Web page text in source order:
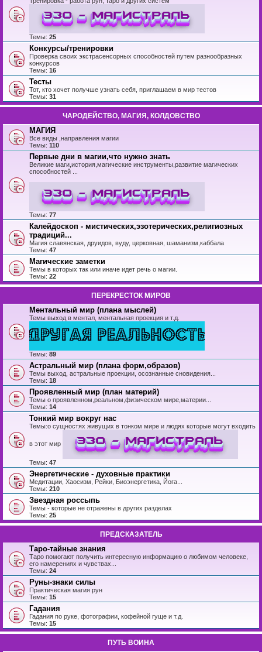
Темы: 25
Конкурсы/тренировки
Проверка своих экстрасенсорных способностей путем разнообразных
конкурсов
Темы: 16
Тесты
Тот, кто хочет получше узнать себя, приглашаем в мир тестов
Темы: 31
ЧАРОДЕЙСТВО, МАГИЯ, КОЛДОВСТВО
МАГИЯ
Все виды ,направления магии
Темы: 110
Первые дни в магии,что нужно знать
Великие маги,история,магические инструменты,развитие магических
способностей ...
Темы: 77
Калейдоскоп - мистических,эзотерических,религиозных
традиций...
Магия славянская, друидов, вуду, церковная, шаманизм,каббала
Темы: 47
Магические заметки
Темы в которых так или иначе идет речь о магии.
Темы: 22
ПЕРЕКРЕСТОК МИРОВ
Ментальный мир (плана мыслей)
Темы выход в ментал, ментальная проекция и т.д.
Темы: 89
Астральный мир (плана форм,образов)
Темы выход, астральные проекции, осознанные сновидения...
Темы: 18
Проявленный мир (план материй)
Темы о проявленном,реальном,физическом мире,материи...
Темы: 14
Тонкий мир вокруг нас
Темы:о сущностях живущих в тонком мире и людях которые могут входить
в этот мир
Темы: 47
Энергетические - духовные практики
Медитации, Хаосизм, Рейки, Биоэнергетика, Йога...
Темы: 210
Звездная россыпь
Темы - которые не отражены в других разделах
Темы: 25
ПРЕДСКАЗАТЕЛЬ
Таро-тайные знания
Таро помогают получить интересную информацию о любимом человеке,
его намерениях и чувствах...
Темы: 24
Руны-знаки силы
Практическая магия рун
Темы: 15
Гадания
Гадания по руке, фотографии, кофейной гуще и т.д.
Темы: 15
ПУТЬ ВОИНА